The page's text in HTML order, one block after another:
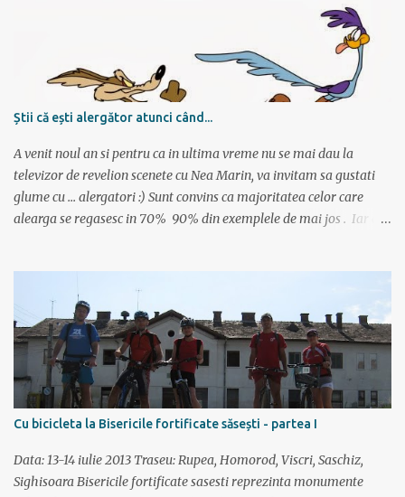
închiriere biciclete, bike sharing, și iată că acum s-a si concretizat.
Încă de la aflarea primelor vești am fost interesat să văd cum va
funcționa sistemul pentru că, pe lângă alte astfel de servicii,
ApeRider aduce ceva inovator: bicicletele stau pe stradă, în niște
locuri prestabilite și marcate pe hartă, iar utilizatorul deschide
aplicația, vede unde este cea mai apropiată bicicletă, scaneaza
codul QR și ia bicicleta. Bicicletele nu sunt păzite, dar sunt asigur...
Știi că ești alergător atunci când...
A venit noul an si pentru ca in ultima vreme nu se mai dau la
televizor de revelion scenete cu Nea Marin, va invitam sa gustati
glume cu ... alergatori :) Sunt convins ca majoritatea celor care
alearga se regasesc in 70% 90% din exemplele de mai jos . Iar cei
medalii si te gandesti oare unde le vei mai pune pe urmatoarele ai
programe de antrenament lipite pe usile din casa masori vitezele
in min/km si nu in km/h folosesti in aceeasi propozitie cuvintele
"10 km" si "alergare usoara" iti amintesti ce timp ai scos la o cursa
de acum 2 ani, insa nu iti aduci aminte pe ce data este aniversarea
unui amic ai citit "Nascuti pentru a alerga" si apoi ai cumparat
seminte de chia de la plafar ceasul costa mai mult decat bijuteriile
pe care le porti aduni 4:50...
Cu bicicleta la Bisericile fortificate săsești - partea I
Data: 13-14 iulie 2013 Traseu: Rupea, Homorod, Viscri, Saschiz,
Sighisoara Bisericile fortificate sasesti reprezinta monumente